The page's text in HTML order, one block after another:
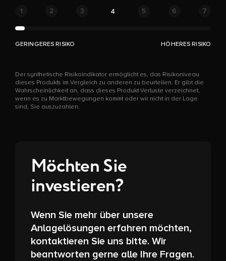
1 2 3 4 5 6 7
GERINGERES RISIKO HÖHERES RISIKO
Der synthetische Risikoindikator ermöglicht es, das Risikoniveau
dieses Produkts im Vergleich zu anderen zu beurteilen. Er gibt die
Wahrscheinlichkeit an, dass dieses Produkt Verluste verzeichnet,
wenn es zu Marktbewegungen kommt oder wir nicht in der Lage
sind, Sie auszuzahlen.
Möchten Sie
investieren?
Wenn Sie mehr über unsere
Anlagelösungen erfahren möchten,
kontaktieren Sie uns bitte. Wir
beantworten gerne alle Ihre Fragen.